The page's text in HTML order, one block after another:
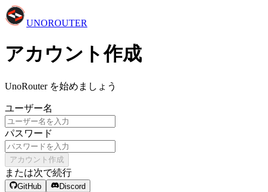
UNOROUTER
アカウント作成
UnoRouter を始めましょう
ユーザー名
パスワード
アカウント作成
または次で続行
GitHub Discord